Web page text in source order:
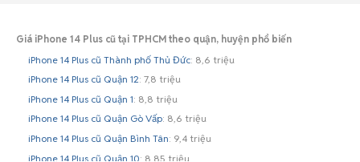
Giá iPhone 14 Plus cũ tại TPHCM theo quận, huyện phổ biến
iPhone 14 Plus cũ Thành phố Thủ Đức: 8,6 triệu
iPhone 14 Plus cũ Quận 12: 7,8 triệu
iPhone 14 Plus cũ Quận 1: 8,8 triệu
iPhone 14 Plus cũ Quận Gò Vấp: 8,6 triệu
iPhone 14 Plus cũ Quận Bình Tân: 9,4 triệu
iPhone 14 Plus cũ Quận 10: 8,85 triệu